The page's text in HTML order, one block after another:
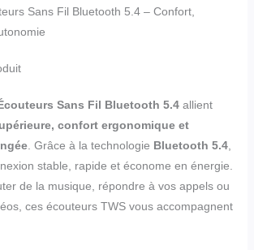
Sans Fil Bluetooth 5.4 – Confort,
Sans Fil Bluetooth 5.4allient
confort ergonomique et
. Grâce à la technologie Bluetooth 5.4,
stable, rapide et économe en énergie.
de la musique, répondre à vos appels ou
ces écouteurs TWS vous accompagnent